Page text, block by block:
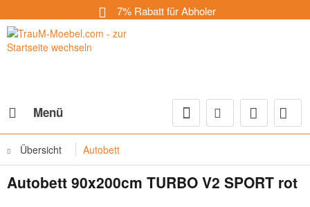
7% Rabatt für Abholer
Menü
Übersicht Autobett
Autobett 90x200cm TURBO V2 SPORT rot